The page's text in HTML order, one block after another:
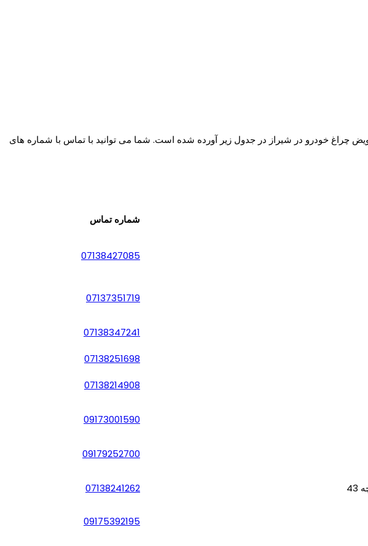
چراغ خودرو در شیراز در جدول زیر آورده شده است. شما می توانید با تماس با شماره های
شماره تماس
07138427085
07137351719
07138347241
07138251698
07138214908
09173001590
09179252700
07138241262
09175392195